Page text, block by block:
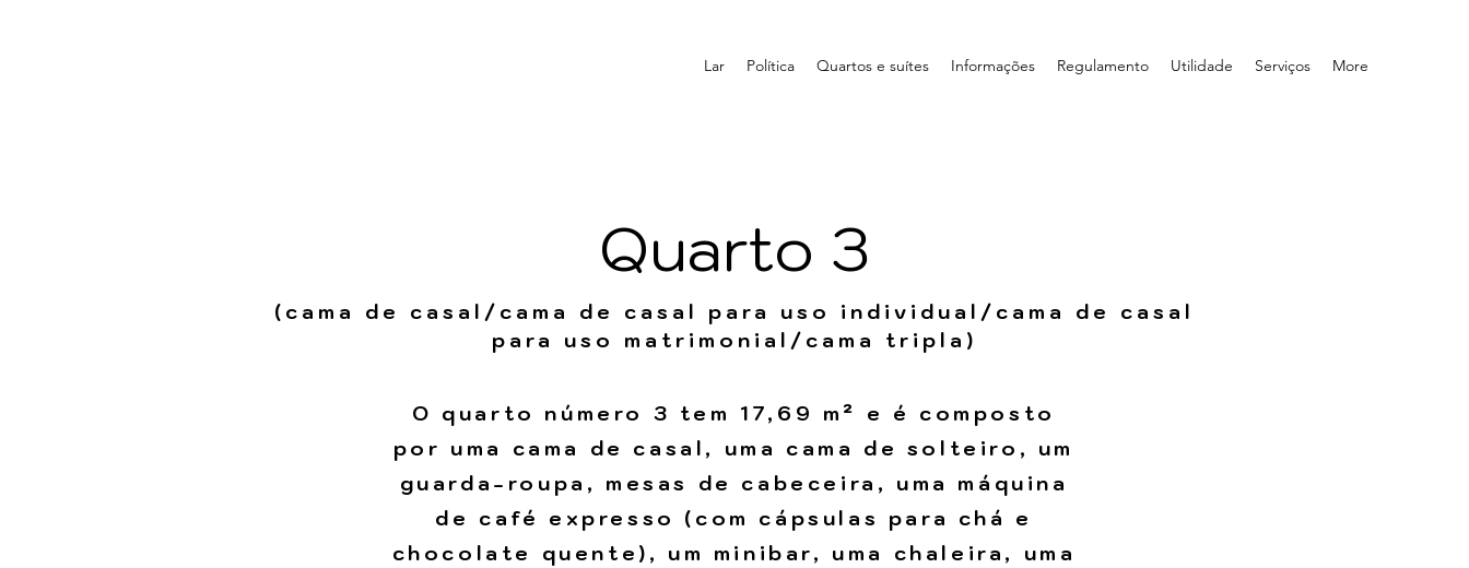
Lar Política Quartos e suítes Informações Regulamento Utilidade Serviços More
Quarto 3
(cama de casal/cama de casal para uso individual/cama de casal
para uso matrimonial/cama tripla)
O quarto número 3 tem 17,69 m² e é composto
por uma cama de casal, uma cama de solteiro, um
guarda-roupa, mesas de cabeceira, uma máquina
de café expresso (com cápsulas para chá e
chocolate quente), um minibar, uma chaleira, uma